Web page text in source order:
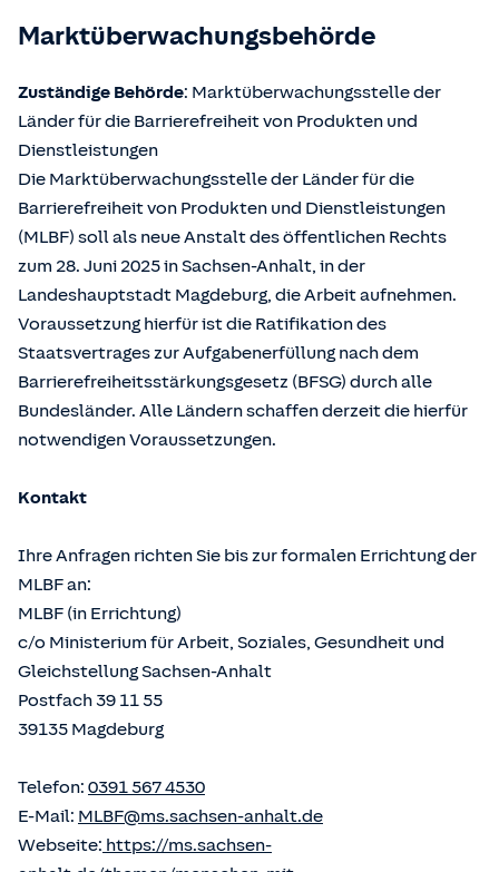
Marktüberwachungsbehörde
Zuständige Behörde: Marktüberwachungsstelle der
Länder für die Barrierefreiheit von Produkten und
Dienstleistungen
Die Marktüberwachungsstelle der Länder für die
Barrierefreiheit von Produkten und Dienstleistungen
(MLBF) soll als neue Anstalt des öffentlichen Rechts
zum 28. Juni 2025 in Sachsen-Anhalt, in der
Landeshauptstadt Magdeburg, die Arbeit aufnehmen.
Voraussetzung hierfür ist die Ratifikation des
Staatsvertrages zur Aufgabenerfüllung nach dem
Barrierefreiheitsstärkungsgesetz (BFSG) durch alle
Bundesländer. Alle Ländern schaffen derzeit die hierfür
notwendigen Voraussetzungen.
Kontakt
Ihre Anfragen richten Sie bis zur formalen Errichtung der
MLBF an:
MLBF (in Errichtung)
c/o Ministerium für Arbeit, Soziales, Gesundheit und
Gleichstellung Sachsen-Anhalt
Postfach 39 11 55
39135 Magdeburg
Telefon: 0391 567 4530
E-Mail: MLBF@ms.sachsen-anhalt.de
Webseite: https://ms.sachsen-